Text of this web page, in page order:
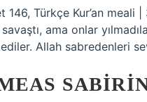
146, Türkçe Kur’an
ama onlar
Allah sabredenleri